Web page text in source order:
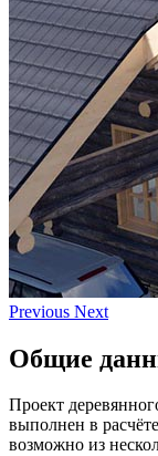
Previous Next
Общие
Проект
выполнен в
возможно из